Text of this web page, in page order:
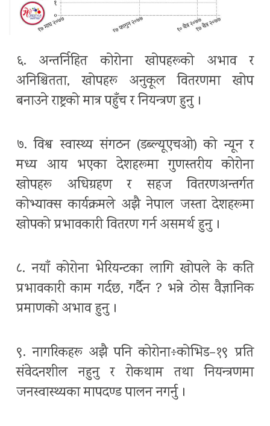
६. अन्तर्निहित कोरोना खोपहरूको अभाव र
अनिश्चितता, खोपहरू अनुकूल वितरणमा खोप
बनाउने राष्ट्रको मात्र पहुँच र नियन्त्रण हुनु ।
७. विश्व स्वास्थ्य संगठन (डब्ल्यूएचओ) को न्यून र
मध्य आय भएका देशहरूमा गुणस्तरीय कोरोना
खोपहरू अधिग्रहण र सहज वितरणअन्तर्गत
कोभ्याक्स कार्यक्रमले अझै नेपाल जस्ता देशहरूमा
खोपको प्रभावकारी वितरण गर्न असमर्थ हुनु ।
८. नयाँ कोरोना भेरियन्टका लागि खोपले के कति
प्रभावकारी काम गर्दछ, गर्दैन ? भन्ने ठोस वैज्ञानिक
प्रमाणको अभाव हुनु ।
९. नागरिकहरू अझै पनि कोरोना÷कोभिड–१९ प्रति
संवेदनशील नहुनु र रोकथाम तथा नियन्त्रणमा
जनस्वास्थ्यका मापदण्ड पालन नगर्नु ।